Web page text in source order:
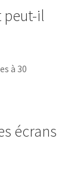
peut-il
à 30
écrans